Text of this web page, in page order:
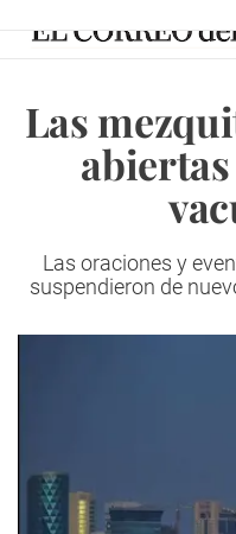
Las
Las oraciones y
suspendieron de